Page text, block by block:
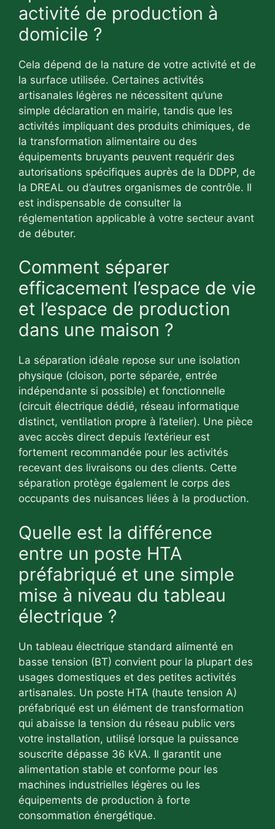
activité de production à
domicile ?
Cela dépend de la nature de votre activité et de
la surface utilisée. Certaines activités
artisanales légères ne nécessitent qu’une
simple déclaration en mairie, tandis que les
activités impliquant des produits chimiques, de
la transformation alimentaire ou des
équipements bruyants peuvent requérir des
autorisations spécifiques auprès de la DDPP, de
la DREAL ou d’autres organismes de contrôle. Il
est indispensable de consulter la
réglementation applicable à votre secteur avant
de débuter.
Comment séparer
efficacement l’espace de vie
et l’espace de production
dans une maison ?
La séparation idéale repose sur une isolation
physique (cloison, porte séparée, entrée
indépendante si possible) et fonctionnelle
(circuit électrique dédié, réseau informatique
distinct, ventilation propre à l’atelier). Une pièce
avec accès direct depuis l’extérieur est
fortement recommandée pour les activités
recevant des livraisons ou des clients. Cette
séparation protège également le corps des
occupants des nuisances liées à la production.
Quelle est la différence
entre un poste HTA
préfabriqué et une simple
mise à niveau du tableau
électrique ?
Un tableau électrique standard alimenté en
basse tension (BT) convient pour la plupart des
usages domestiques et des petites activités
artisanales. Un poste HTA (haute tension A)
préfabriqué est un élément de transformation
qui abaisse la tension du réseau public vers
votre installation, utilisé lorsque la puissance
souscrite dépasse 36 kVA. Il garantit une
alimentation stable et conforme pour les
machines industrielles légères ou les
équipements de production à forte
consommation énergétique.